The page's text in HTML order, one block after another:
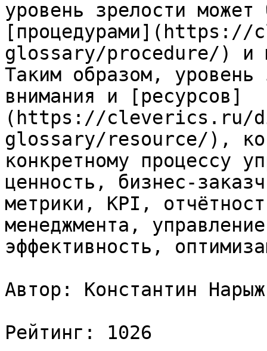
уровень зрелости
glossary/procedure/) и
Таким образом, уровень
внимания и [ресурсов]
(https://cleverics.ru/
glossary/resource/),
конкретному процессу
ценность, бизнес-
метрики, KPI,
менеджмента,
эффективность,
Автор: Константин
Рейтинг: 1026